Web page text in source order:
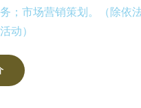
；市场营销策划。（除依
动）